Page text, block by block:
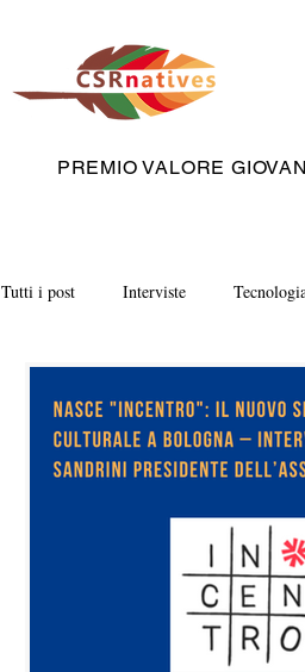
PREMIO VALORE
Tutti i post Interviste